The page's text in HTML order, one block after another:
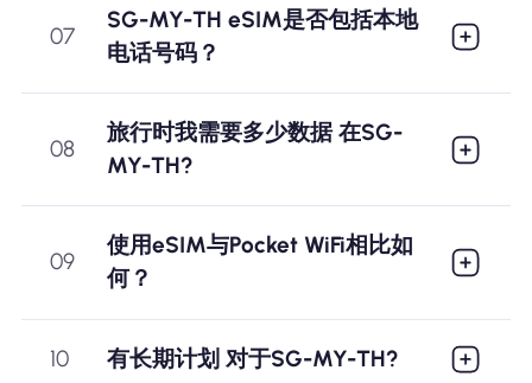
07
SG-MY-TH eSIM是否包括本地
电话号码？
08
旅行时我需要多少数据 在SG-
MY-TH?
09
使用eSIM与Pocket WiFi相比如
何？
10 有长期计划 对于SG-MY-TH?